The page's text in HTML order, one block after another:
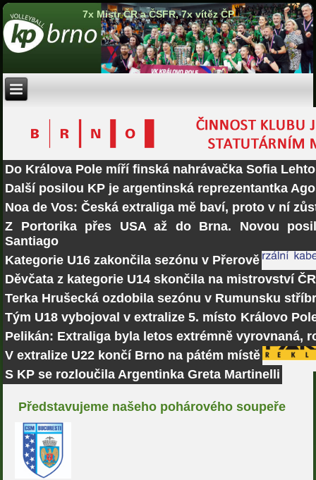
7x Mistr ČR a ČSFR, 7x vítěz ČP
Do Králova Pole míří finská nahrávačka Sofia Lehto
Další posilou KP je argentinská reprezentantka
Noa de Vos: Česká extraliga mě baví, proto v ní
Z Portorika přes USA až do Brna. Novou
Santiago
Kategorie U16 zakončila sezónu v Přerově
Děvčata z kategorie U14 skončila na mistrovství
Terka Hrušecká ozdobila sezónu v Rumunsku
Tým U18 vybojoval v extralize 5. místo Královo
Pelikán: Extraliga byla letos extrémně vyrovnaná,
V extralize U22 končí Brno na pátém místě
S KP se rozloučila Argentinka Greta Martinelli
Představujeme našeho pohárového soupeře